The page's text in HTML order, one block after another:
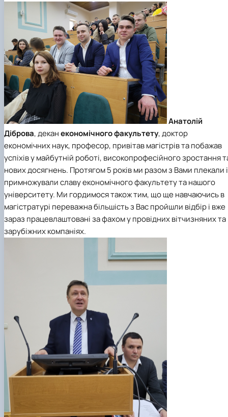
Анатолій
Діброва, деканекономічного факультету, доктор
економічних наук, професор, привітав магістрів та побажав
успіхів у майбутній роботі, високопрофесійного зростання
нових досягнень. Протягом 5 років ми разом з Вами плекали і
примножували славу економічного факультету та нашого
університету. Ми гордимося також тим, що ще навчаючись в
магістратурі переважна більшість з Вас пройшли відбір і вже
зараз працевлаштовані за фахом у провідних вітчизняних та
зарубіжних компаніях.